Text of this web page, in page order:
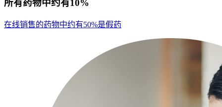
所有药物中约有10%
在线销售的药物中约有50%是假药